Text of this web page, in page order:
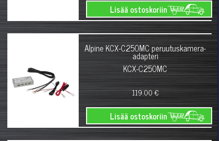
Lisää ostoskoriin
Alpine KCX-C250MC peruutuskamera-
adapteri
KCX-C250MC
119.00 €
Lisää ostoskoriin